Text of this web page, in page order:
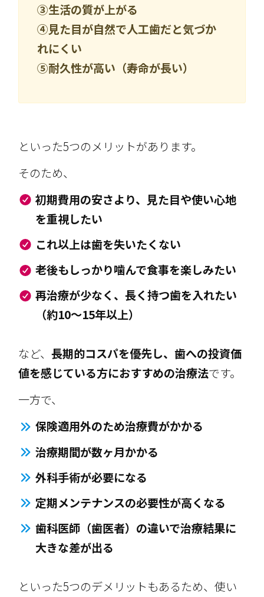
③生活の質が上がる
④見た目が自然で人工歯だと気づか
れにくい
⑤耐久性が高い（寿命が長い）
といった5つのメリットがあります。
そのため、
初期費用の安さより、見た目や使い心地
を重視したい
これ以上は歯を失いたくない
老後もしっかり噛んで食事を楽しみたい
再治療が少なく、長く持つ歯を入れたい
（約10～15年以上）
など、長期的コスパを優先し、歯への投資価
値を感じている方におすすめの治療法です。
一方で、
保険適用外のため治療費がかかる
治療期間が数ヶ月かかる
外科手術が必要になる
定期メンテナンスの必要性が高くなる
歯科医師（歯医者）の違いで治療結果に
大きな差が出る
といった5つのデメリットもあるため、使い